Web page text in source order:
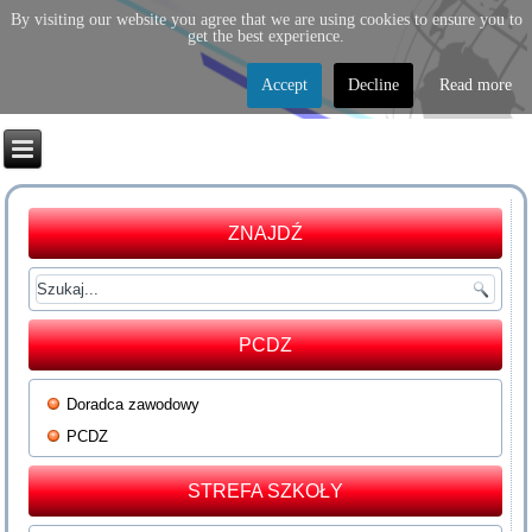
ZNAJDŹ
PCDZ
Doradca zawodowy
PCDZ
STREFA SZKOŁY
By visiting our website you agree that we are using cookies to ensure you to
get the best experience.
Accept Decline Read more